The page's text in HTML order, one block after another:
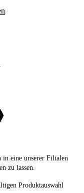
eine unserer Filialen
zu lassen.
Produktauswahl